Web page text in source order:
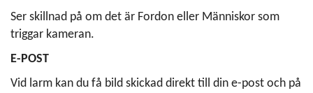
Ser skillnad på om det är Fordon eller Människor som
triggar kameran.
E-POST
Vid larm kan du få bild skickad direkt till din e-post och på